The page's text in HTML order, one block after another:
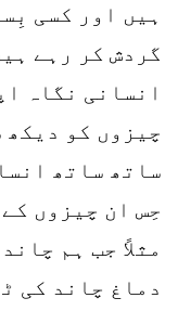
ہیں اور کسی
گردش کر رہے
انسانی نگاہ
چیزوں کو
ساتھ ساتھ
حِس ان چیزوں
مثلاً جب ہم
دماغ چاند کی